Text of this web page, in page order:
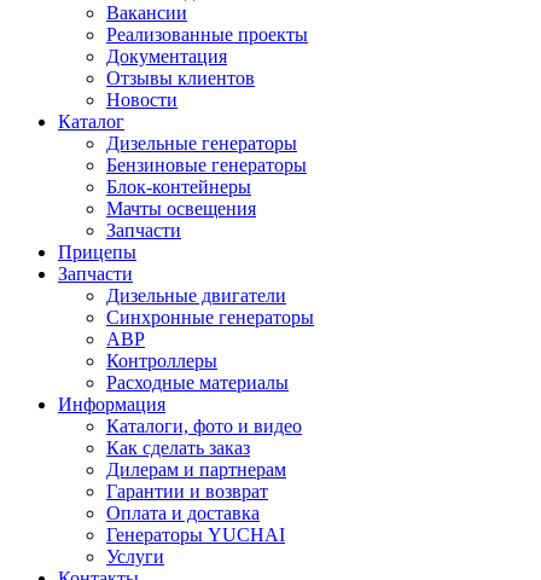
Вакансии
Реализованные проекты
Документация
Отзывы клиентов
Новости
Каталог
Дизельные генераторы
Бензиновые генераторы
Блок-контейнеры
Мачты освещения
Запчасти
Прицепы
Запчасти
Дизельные двигатели
Синхронные генераторы
АВР
Контроллеры
Расходные материалы
Информация
Каталоги, фото и видео
Как сделать заказ
Дилерам и партнерам
Гарантии и возврат
Оплата и доставка
Генераторы YUCHAI
Услуги